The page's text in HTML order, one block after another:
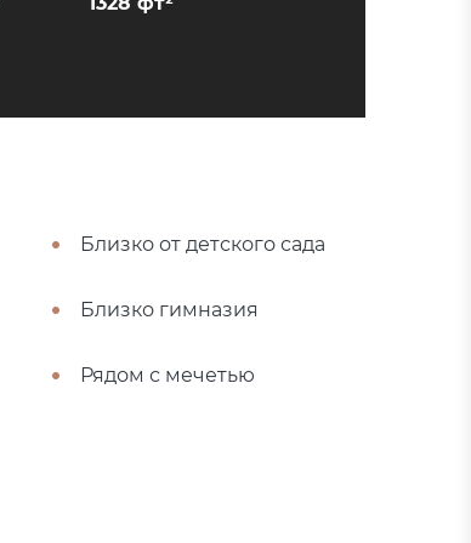
Близко от детского сада
Близко гимназия
Рядом с мечетью